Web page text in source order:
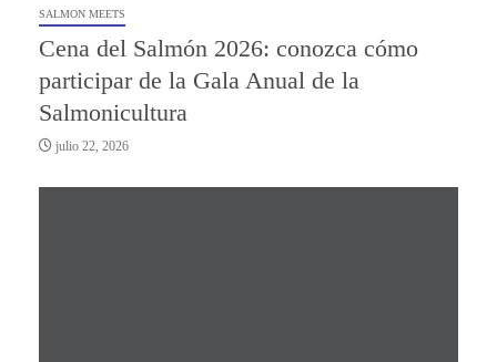
SALMON MEETS
Cena del Salmón 2026: conozca cómo
participar de la Gala Anual de la
Salmonicultura
julio 22, 2026